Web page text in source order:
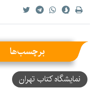
برچسب‌ها
نمایشگاه کتاب تهران